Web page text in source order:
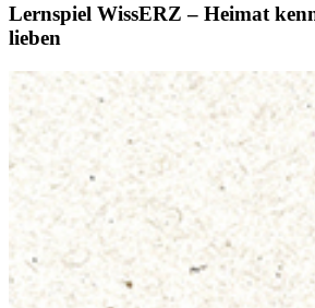
Lernspiel WissERZ – Heimat
lieben